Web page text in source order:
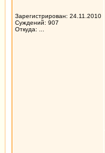
Зарегистрирован: 24.11.2010
Суждений: 907
Откуда: ...